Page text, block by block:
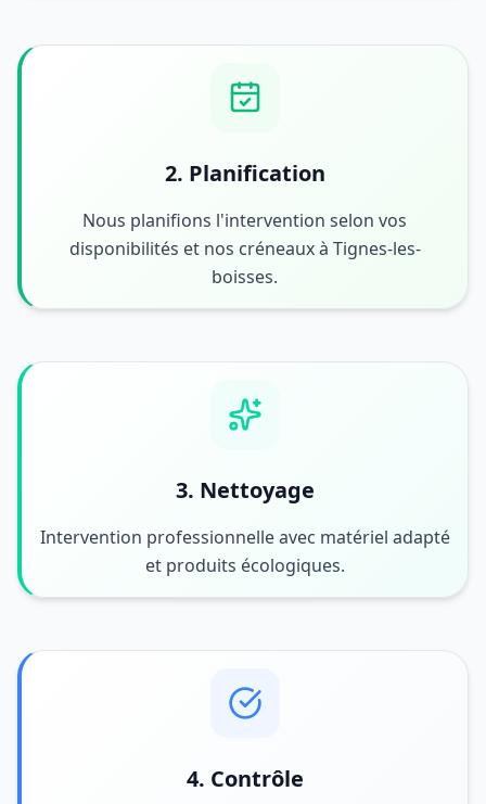
2. Planification
Nous planifions l'intervention selon vos
disponibilités et nos créneaux à Tignes-les-
boisses.
3. Nettoyage
Intervention professionnelle avec matériel adapté
et produits écologiques.
4. Contrôle